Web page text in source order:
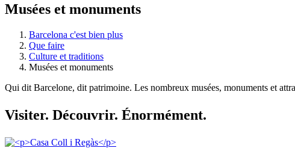
Musées et monuments
Barcelona c'est bien plus
Que faire
Culture et traditions
Musées et monuments
Qui dit Barcelone, dit patrimoine. Les nombreux musées, monuments et
Visiter. Découvrir. Énormément.